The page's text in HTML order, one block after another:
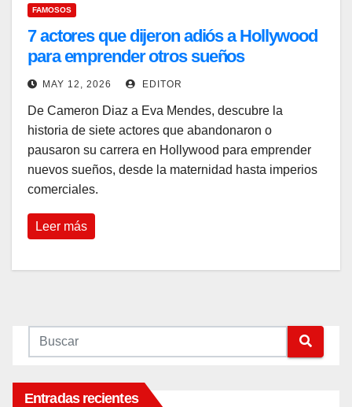
FAMOSOS
7 actores que dijeron adiós a Hollywood
para emprender otros sueños
MAY 12, 2026 EDITOR
De Cameron Diaz a Eva Mendes, descubre la
historia de siete actores que abandonaron o
pausaron su carrera en Hollywood para emprender
nuevos sueños, desde la maternidad hasta imperios
comerciales.
Leer más
Entradas recientes